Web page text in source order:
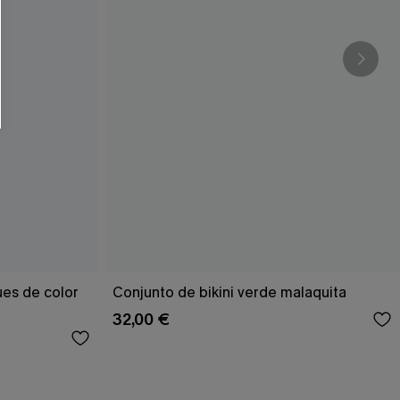
de color
Conjunto de bikini verde malaquita
32,00 €
formulario, usted acepta nuestros
de Cupshe en cualquier momento del
y ofertas adaptados a su perfil.